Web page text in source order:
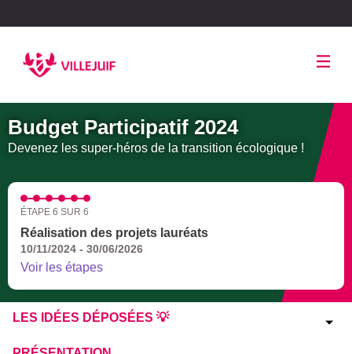
Budget Participatif 2024
Devenez les super-héros de la transition écologique !
ÉTAPE 6 SUR 6
Réalisation des projets lauréats
10/11/2024 - 30/06/2026
Voir les étapes
LES IDÉES DÉPOSÉES 💡